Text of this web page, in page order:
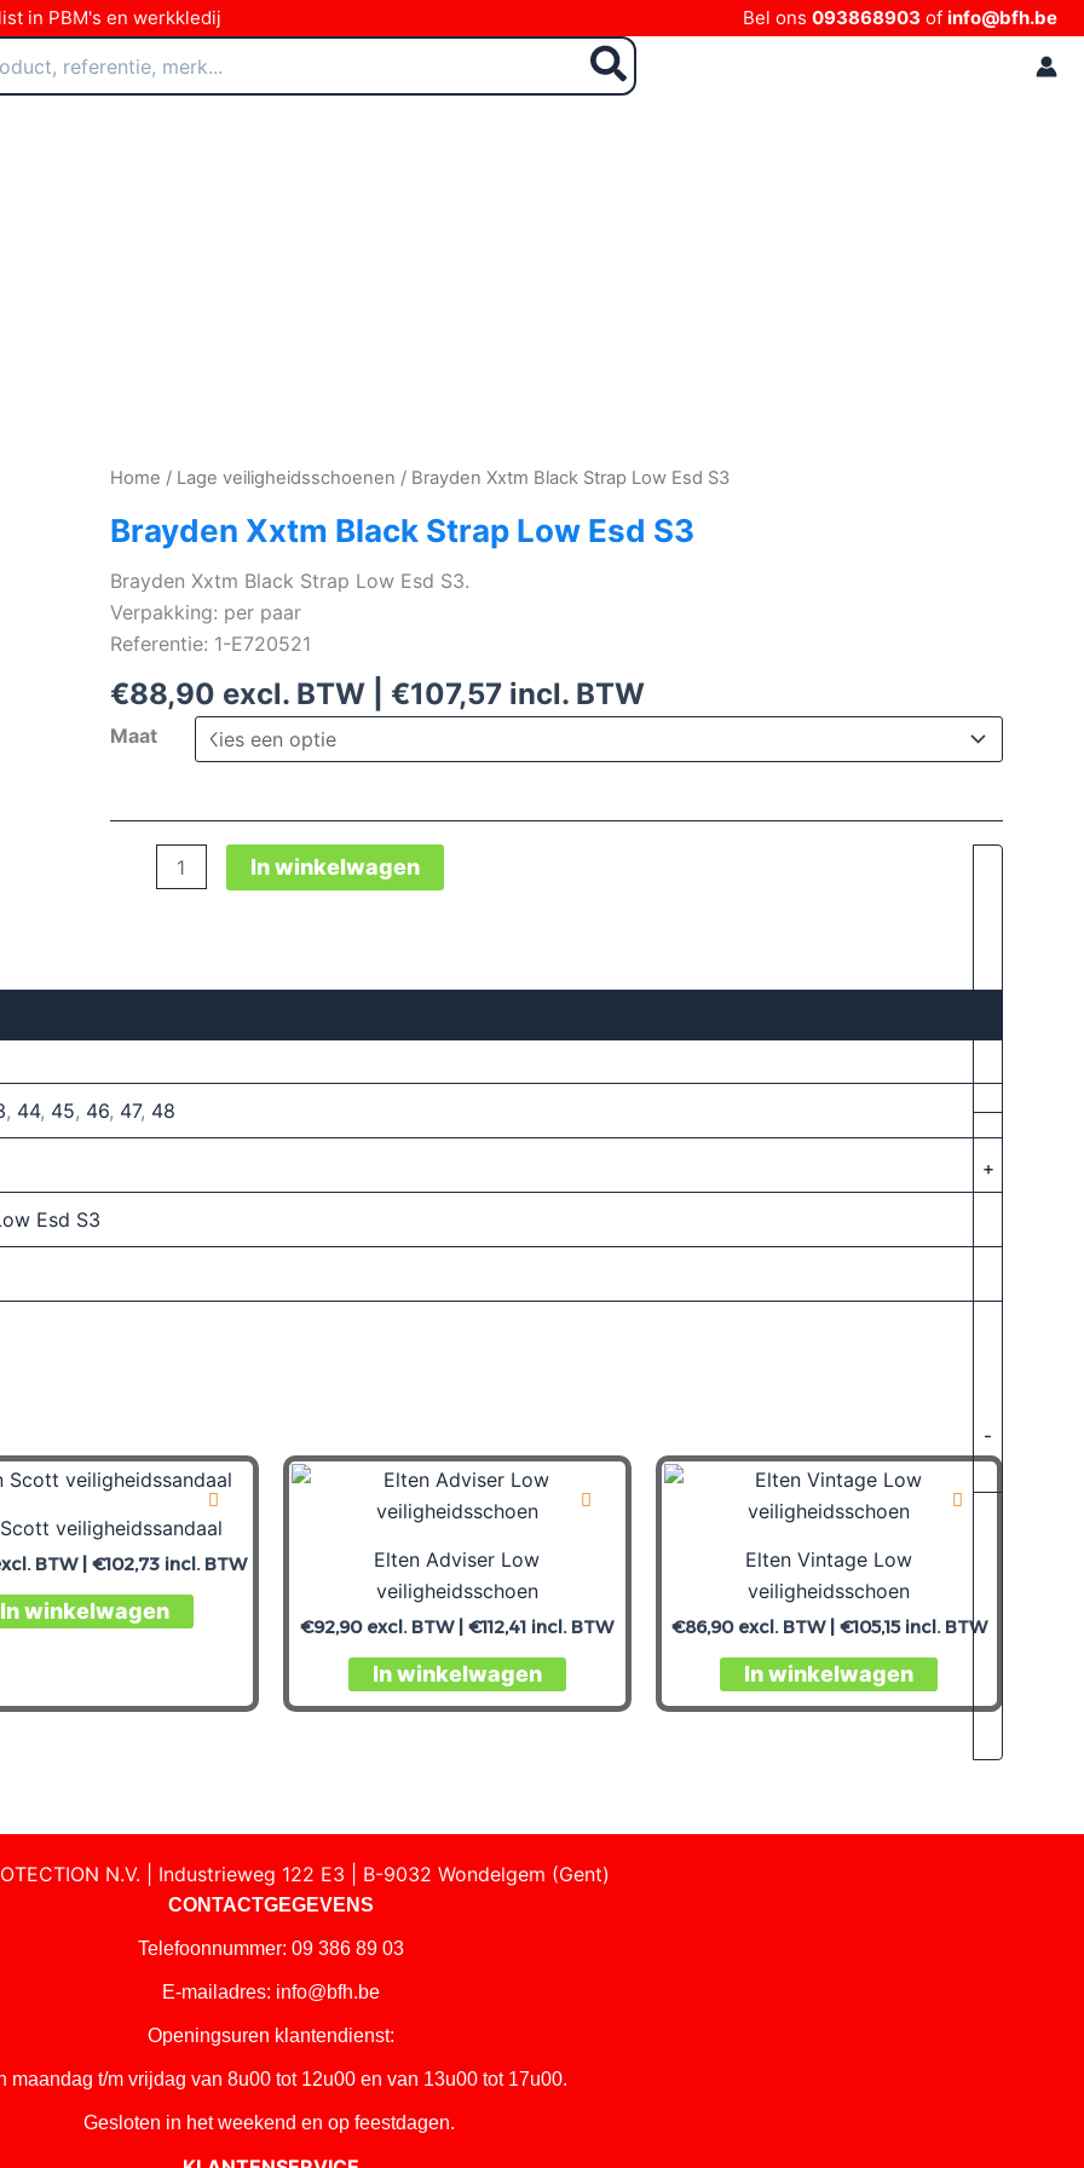
in PBM's en werkkledij Bel ons 093868903 of info@bfh.be
Home / Lage veiligheidsschoenen / Brayden Xxtm Black Strap Low Esd S3
Brayden Xxtm Black Strap Low Esd S3
Brayden Xxtm Black Strap Low Esd S3.
Verpakking: per paar
Referentie: 1-E720521
€88,90 excl. BTW | €107,57incl. BTW
Maat
-
Brayden
Low
S3
aantal
+
In winkelwagen
, 44, 45, 46, 47, 48
Esd S3
veiligheidssandaal
BTW |€102,73 incl. BTW
In winkelwagen
Elten Adviser Low
veiligheidsschoen
€92,90excl. BTW |€112,41 incl. BTW
In winkelwagen
Elten Vintage Low
veiligheidsschoen
€86,90excl. BTW | €105,15incl. BTW
In winkelwagen
N.V. | Industrieweg 122 E3 | B-9032 Wondelgem (Gent)
CONTACTGEGEVENS
Telefoonnummer: 09 386 89 03
E-mailadres: info@bfh.be
Openingsuren klantendienst:
maandag t/m vrijdag van 8u00 tot 12u00 en van 13u00 tot 17u00.
Gesloten in het weekend en op feestdagen.